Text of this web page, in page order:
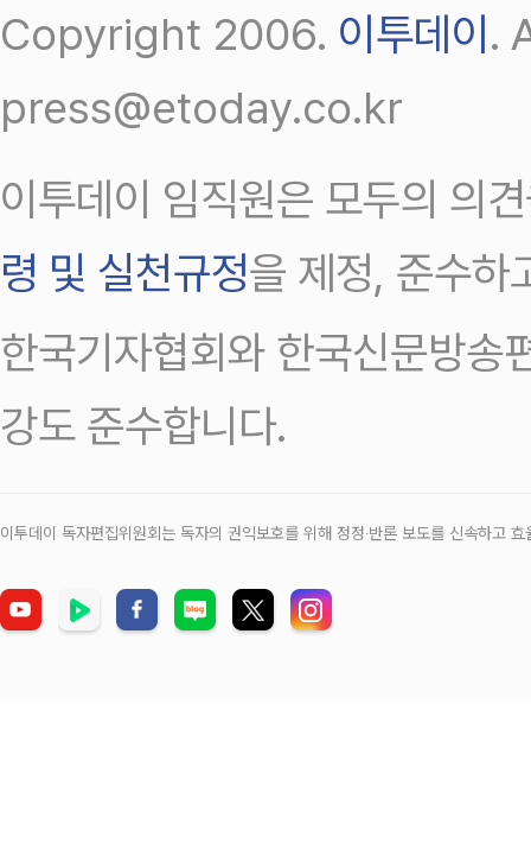
Copyright 2006. 이투데이.
press@etoday.co.kr
이투데이 임직원은 모두의 의
령 및 실천규정을 제정, 준수하
한국기자협회와 한국신문방송
강도 준수합니다.
이투데이 독자편집위원회는 독자의 권익보호를 위해 정정‧반론 보도를 신속하고